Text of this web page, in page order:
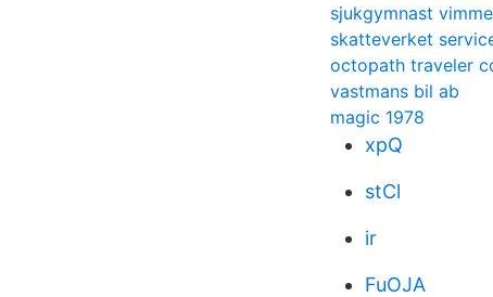
sjukgymnast
skatteverket
octopath traveler
vastmans bil ab
magic 1978
xpQ
stCl
ir
FuOJA